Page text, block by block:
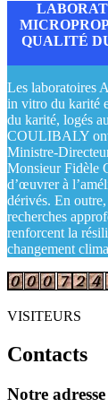
QUALITÉ
Les laboratoires
in vitro du karité
du karité, logés
COULIBALY ont
Ministre-
Monsieur Fidèle
d’œuvrer à
dérivés. En
recherches
renforcent la
changement
VISITEURS
Contacts
Notre adresse